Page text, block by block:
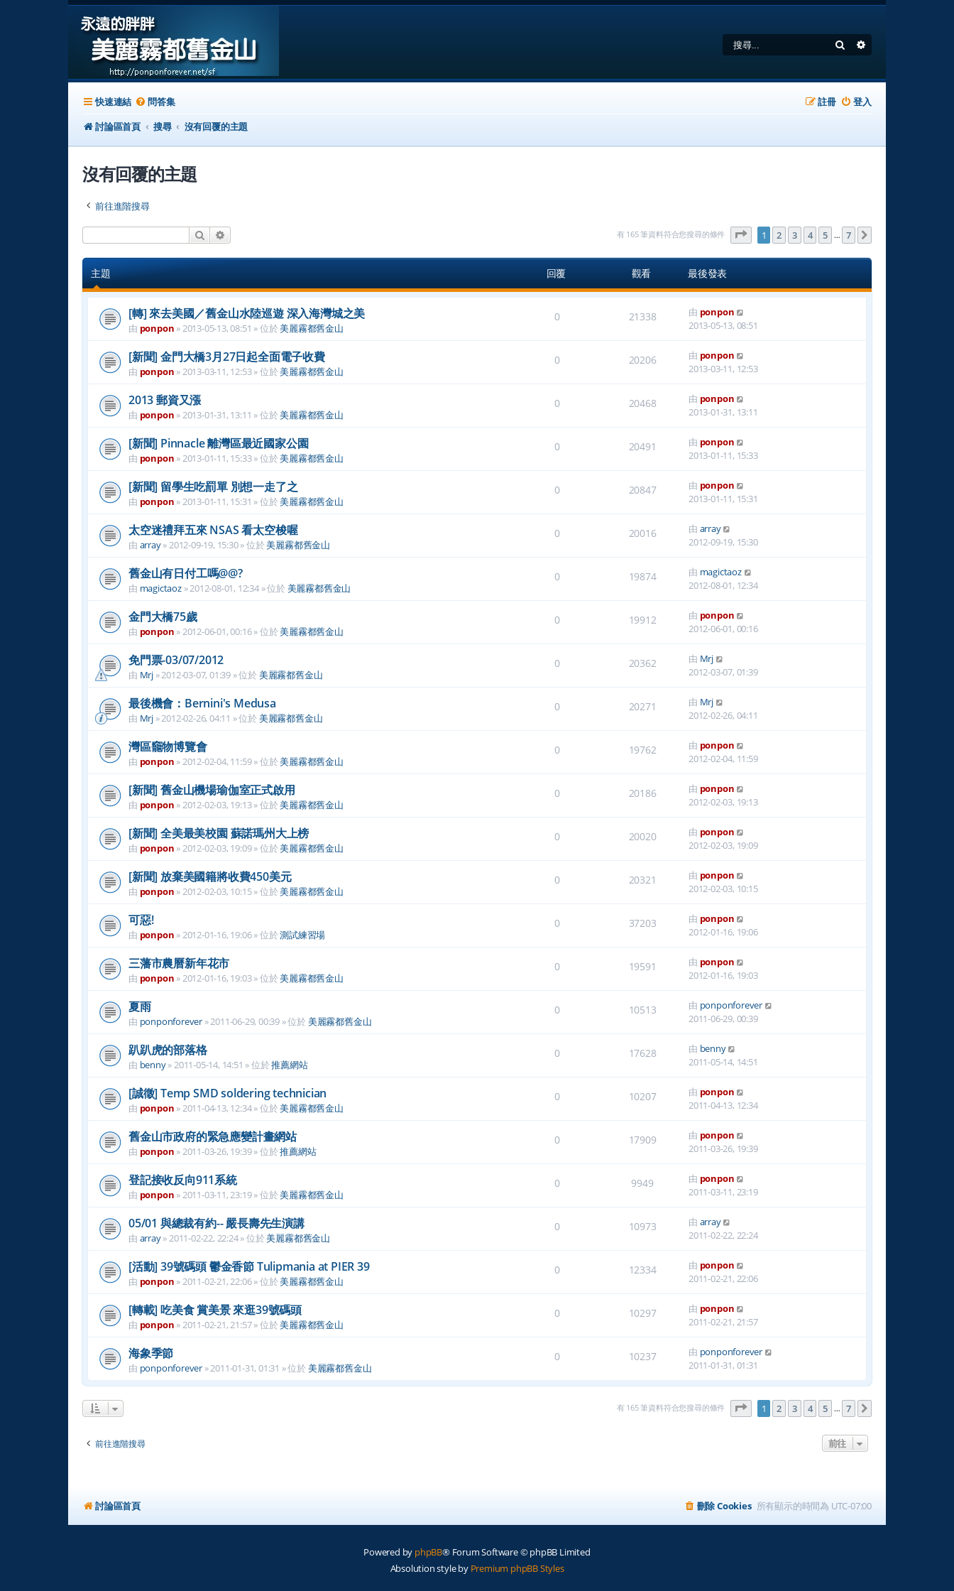
搜尋
快速連結 問答集 登入
註冊
討論區首頁
搜尋 沒有回覆的主題
沒有回覆的主題
前往進階搜尋
搜尋 有 165 筆資料符合您搜尋的條件 1頁 (共 7頁)
1 2 3 4 5 … 7
主題 回覆 觀看 最後發表
[轉] 來去美國／舊金山水陸巡遊 深入海灣城之美
由 ponpon »2013-05-13, 08:51 » 位於美麗霧都舊金山
0 21338 由 ponpon
2013-05-13, 08:51
[新聞] 金門大橋3月27日起全面電子收費
由 ponpon »2013-03-11, 12:53» 位於美麗霧都舊金山
0 20206 由 ponpon
2013-03-11, 12:53
2013 郵資又漲
由 ponpon »2013-01-31, 13:11 » 位於美麗霧都舊金山
0 20468 由 ponpon
2013-01-31, 13:11
[新聞] Pinnacle 離灣區最近國家公園
由 ponpon »2013-01-11, 15:33» 位於美麗霧都舊金山
0 20491 由 ponpon
2013-01-11, 15:33
[新聞] 留學生吃罰單 別想一走了之
由 ponpon »2013-01-11, 15:31 » 位於美麗霧都舊金山
0 20847 由 ponpon
2013-01-11, 15:31
太空迷禮拜五來 NSAS 看太空梭喔
由 array»2012-09-19, 15:30» 位於美麗霧都舊金山
0 20016 由 array
2012-09-19, 15:30
舊金山有日付工嗎@@?
由 magictaoz»2012-08-01, 12:34» 位於 美麗霧都舊金山
0 19874 由 magictaoz
2012-08-01, 12:34
金門大橋75歲
由 ponpon »2012-06-01, 00:16» 位於美麗霧都舊金山
0 19912 由 ponpon
2012-06-01, 00:16
免門票-03/07/2012
由 Mrj »2012-03-07, 01:39 » 位於 美麗霧都舊金山
0 20362 由 Mrj
2012-03-07, 01:39
最後機會：Bernini's Medusa
由 Mrj »2012-02-26, 04:11 » 位於 美麗霧都舊金山
0 20271 由 Mrj
2012-02-26, 04:11
灣區竉物博覽會
由 ponpon »2012-02-04, 11:59» 位於美麗霧都舊金山
0 19762 由 ponpon
2012-02-04, 11:59
[新聞] 舊金山機場瑜伽室正式啟用
由 ponpon »2012-02-03, 19:13» 位於美麗霧都舊金山
0 20186 由 ponpon
2012-02-03, 19:13
[新聞] 全美最美校園 蘇諾瑪州大上榜
由 ponpon »2012-02-03, 19:09» 位於美麗霧都舊金山
0 20020 由 ponpon
2012-02-03, 19:09
[新聞] 放棄美國籍將收費450美元
由 ponpon »2012-02-03, 10:15» 位於美麗霧都舊金山
0 20321 由 ponpon
2012-02-03, 10:15
可惡!
由 ponpon »2012-01-16, 19:06» 位於測試練習場
0 37203 由 ponpon
2012-01-16, 19:06
三藩市農曆新年花市
由 ponpon »2012-01-16, 19:03» 位於美麗霧都舊金山
0 19591 由 ponpon
2012-01-16, 19:03
夏雨
由 ponponforever »2011-06-29, 00:39 » 位於 美麗霧都舊金山
0 10513 由 ponponforever
2011-06-29, 00:39
趴趴虎的部落格
由 benny»2011-05-14, 14:51 » 位於推薦網站
0 17628 由 benny
2011-05-14, 14:51
[誠徵] Temp SMD soldering technician
由 ponpon »2011-04-13, 12:34» 位於美麗霧都舊金山
0 10207 由 ponpon
2011-04-13, 12:34
舊金山市政府的緊急應變計畫網站
由 ponpon »2011-03-26, 19:39» 位於推薦網站
0 17909 由 ponpon
2011-03-26, 19:39
登記接收反向911系統
由 ponpon »2011-03-11, 23:19» 位於美麗霧都舊金山
0 9949 由 ponpon
2011-03-11, 23:19
05/01 與總裁有約-- 嚴長壽先生演講
由 array»2011-02-22, 22:24» 位於美麗霧都舊金山
0 10973 由 array
2011-02-22, 22:24
[活動] 39號碼頭 鬱金香節 Tulipmania at PIER 39
由 ponpon »2011-02-21, 22:06» 位於美麗霧都舊金山
0 12334 由 ponpon
2011-02-21, 22:06
[轉載] 吃美食 賞美景 來逛39號碼頭
由 ponpon »2011-02-21, 21:57» 位於美麗霧都舊金山
0 10297 由 ponpon
2011-02-21, 21:57
海象季節
由 ponponforever »2011-01-31, 01:31 » 位於 美麗霧都舊金山
0 10237 由 ponponforever
2011-01-31, 01:31
有 165 筆資料符合您搜尋的條件 1頁 (共 7頁)
1 2 3 4 5 … 7
前往進階搜尋 前往
討論區首頁 所有顯示的時間為 UTC-07:00
刪除 Cookies
Powered by phpBB® Forum Software © phpBB Limited
Absolution style by Premium phpBB Styles